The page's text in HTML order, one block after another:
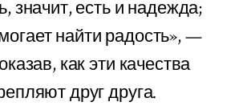
значит, есть и надежда;
найти радость», —
как эти качества
друг друга.